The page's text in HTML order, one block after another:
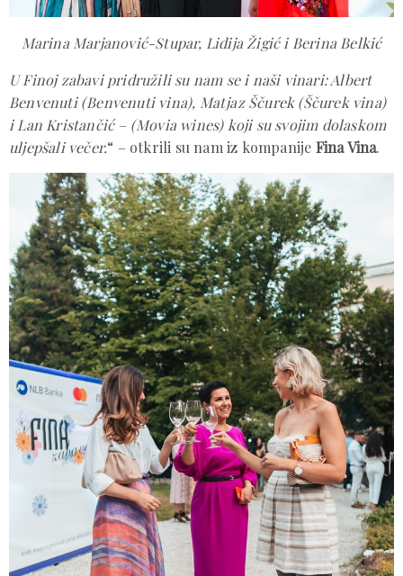
Marina Marjanović-Stupar, Lidija Žigić i Berina Belkić
U Finoj zabavi pridružili su nam se i naši vinari: Albert
Benvenuti (Benvenuti vina), Matjaz Ščurek (Ščurek vina)
i Lan Kristančić – (Movia wines) koji su svojim dolaskom
uljepšali večer.“ – otkrili su nam iz kompanije Fina Vina.